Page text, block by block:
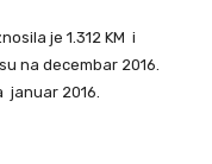
je 1.312 KM i
na decembar 2016.
2016.